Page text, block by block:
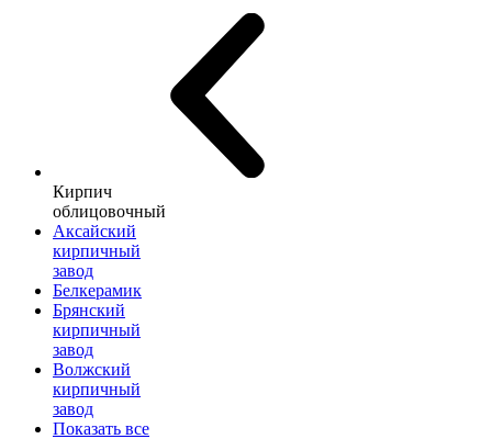
Кирпич
облицовочный
Аксайский
кирпичный
завод
Белкерамик
Брянский
кирпичный
завод
Волжский
кирпичный
завод
Показать все